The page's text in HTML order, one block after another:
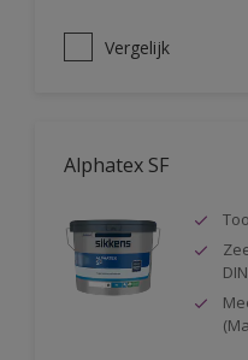
Vergelijk
Alphatex SF